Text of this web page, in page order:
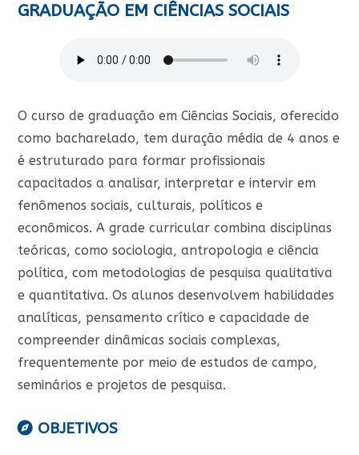
GRADUAÇÃO EM CIÊNCIAS SOCIAIS
O curso de graduação em Ciências Sociais, oferecido
como bacharelado, tem duração média de 4 anos e
é estruturado para formar profissionais
capacitados a analisar, interpretar e intervir em
fenômenos sociais, culturais, políticos e
econômicos. A grade curricular combina disciplinas
teóricas, como sociologia, antropologia e ciência
política, com metodologias de pesquisa qualitativa
e quantitativa. Os alunos desenvolvem habilidades
analíticas, pensamento crítico e capacidade de
compreender dinâmicas sociais complexas,
frequentemente por meio de estudos de campo,
seminários e projetos de pesquisa.
OBJETIVOS